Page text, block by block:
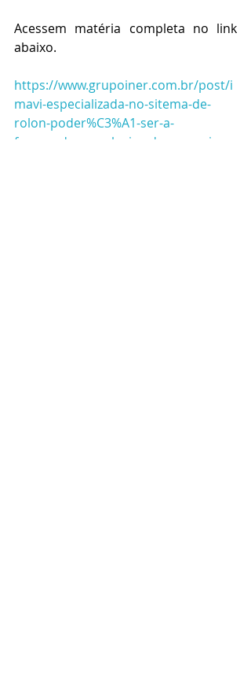
Acessem matéria completa no link
abaixo.
https://www.grupoiner.com.br/post/i
mavi-especializada-no-sitema-de-
rolon-poder%C3%A1-ser-a-
fornecedora-exclusiva-do-grupo-iner